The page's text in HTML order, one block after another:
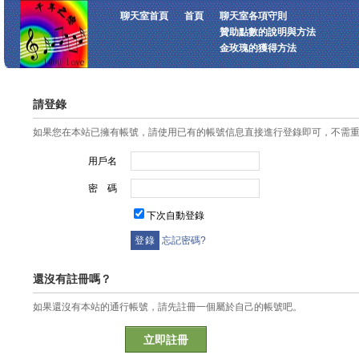
聊天室首頁 首頁
聊天室各項守則
贊助點數的說明與方法
金玫瑰的獲得方法
請登錄
如果您在本站已擁有帳號，請使用已有的帳號信息直接進行登錄即可，不需
用戶名
密 碼
下次自動登錄
忘記密碼?
還沒有註冊嗎？
如果還沒有本站的通行帳號，請先註冊一個屬於自己的帳號吧。
立即註冊